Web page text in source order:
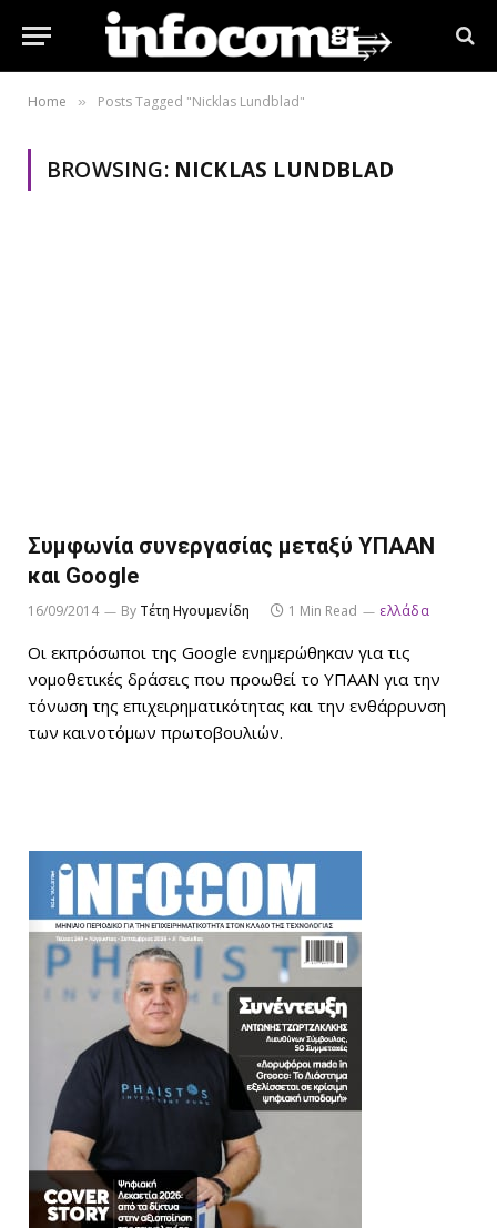
Home » Posts Tagged "Nicklas Lundblad"
BROWSING: NICKLAS LUNDBLAD
Συμφωνία συνεργασίας μεταξύ ΥΠΑΑΝ
και Google
16/09/2014 By Τέτη Ηγουμενίδη 1 Min Read ελλάδα
Οι εκπρόσωποι της Google ενημερώθηκαν για τις
νομοθετικές δράσεις που προωθεί το ΥΠΑΑΝ για την
τόνωση της επιχειρηματικότητας και την ενθάρρυνση
των καινοτόμων πρωτοβουλιών.